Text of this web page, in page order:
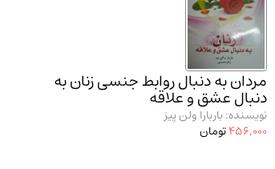
مردان به دنبال روابط جنسی زنان به
دنبال عشق و علاقه
نویسنده: باربارا ولن پیز
456,000تومان